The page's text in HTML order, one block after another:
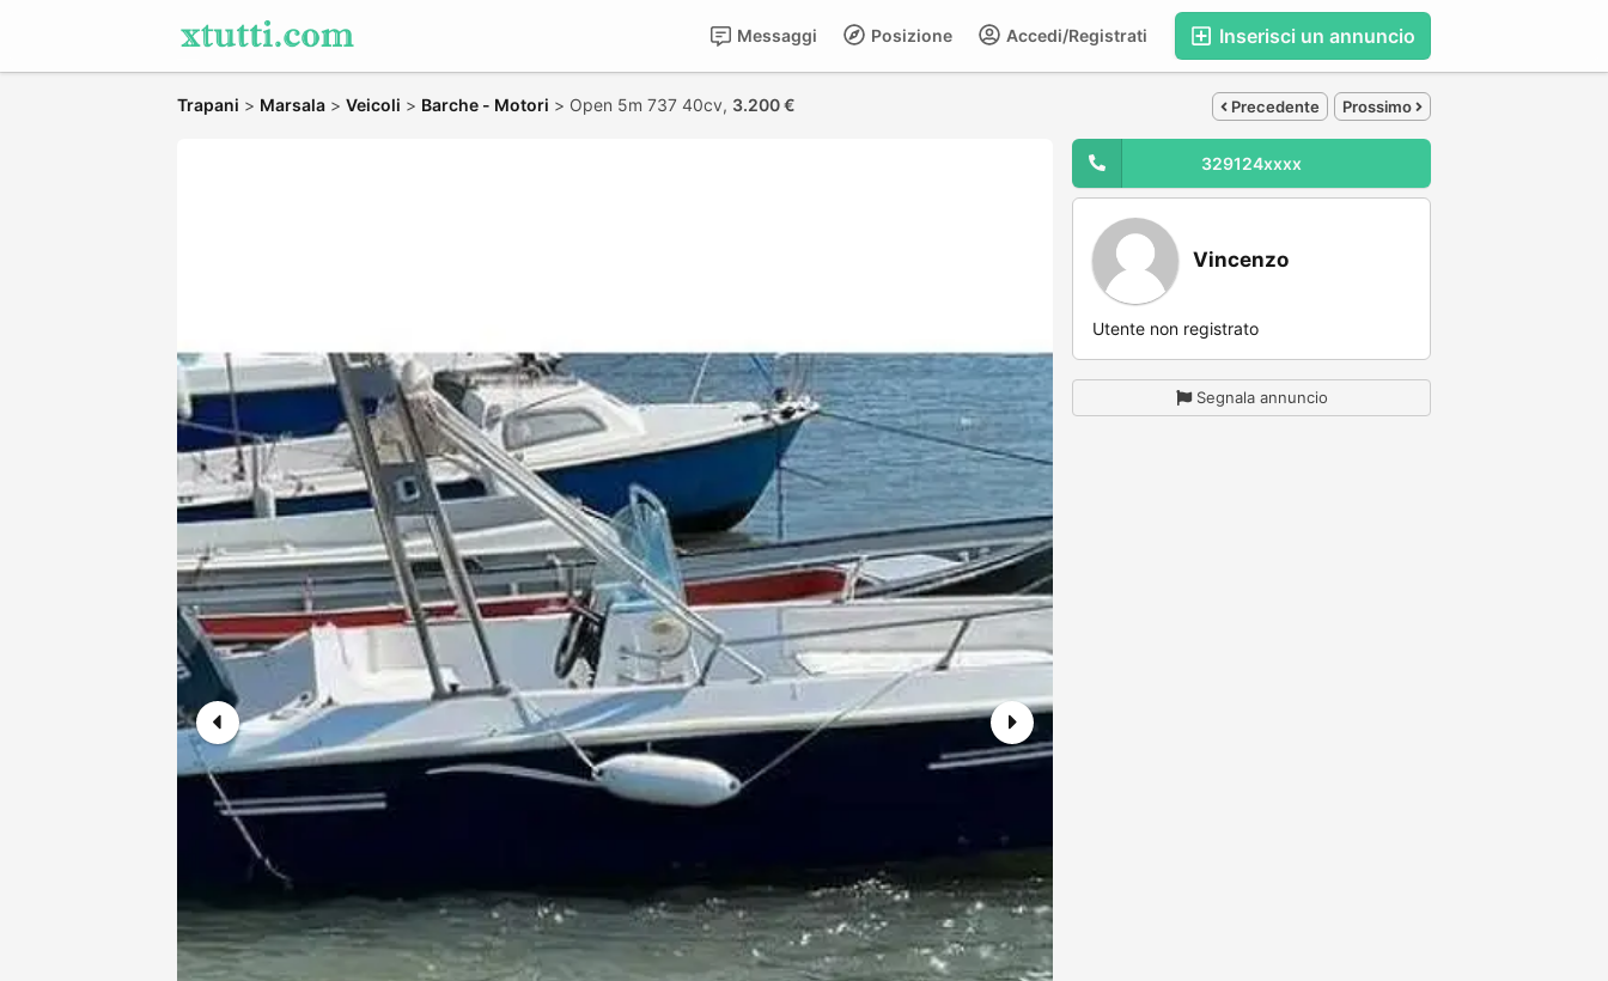
Inserisci un annuncio
Accedi/Registrati
Posizione
Messaggi
Trapani > Marsala > Veicoli > Barche - Motori > Open 5m 737 40cv, 3.200 € Precedente Prossimo
329124xxxx
Vincenzo
Utente non registrato
Segnala annuncio